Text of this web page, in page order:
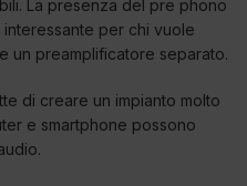
La presenza del pre phono
per chi vuole
un preamplificatore separato.
di creare un impianto molto
e smartphone possono